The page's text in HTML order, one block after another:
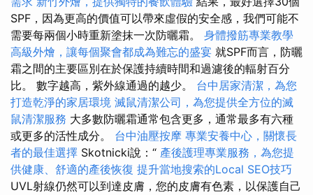
SPF，因為更高的價值可以帶來虛假的安全感，我們可能不
需要每兩個小時重新塗抹一次防曬霜。 身體撥筋專業教學
高級外燴，讓每個聚會都成為難忘的盛宴 就SPF而言，防曬
霜之間的主要區別在於保護持續時間和過濾後的輻射百分
比。 數字越高，紫外線通過的越少。 台中居家清潔，為您
打造乾淨的家居環境 滅鼠清潔公司，為您提供全方位的滅
鼠清潔服務 大多數防曬霜通常包含更多，通常最多有六種
或更多的活性成分。 台中油壓按摩 專業安養中心，關懷長
者的最佳選擇 Skotnicki說：“ 產後護理專業服務，為您提
供健康、舒適的產後恢復 提升當地搜索的Local SEO技巧
UVL射線仍然可以到達皮膚，您的皮膚有色素，以保護自己